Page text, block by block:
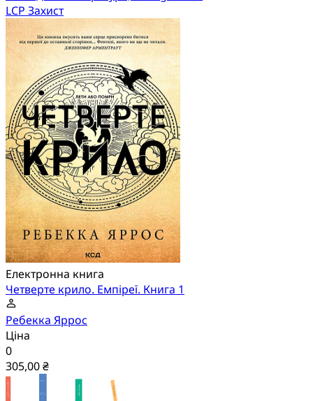
LCP Захист
Електронна книга
Четверте крило. Емпіреї. Книга 1
Ребекка Яррос
Ціна
0
305,00 ₴